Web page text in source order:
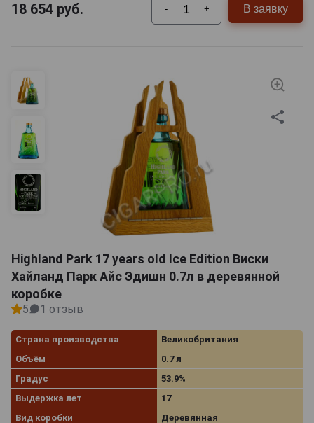
18 654 руб. - + В заявку
Highland Park 17 years old Ice Edition Виски
Хайланд Парк Айс Эдишн 0.7л в деревянной
коробке
5 1 отзыв
Страна производства
Великобритания
Объём
0.7 л
Градус
53.9%
Выдержка лет
17
Вид коробки
Деревянная